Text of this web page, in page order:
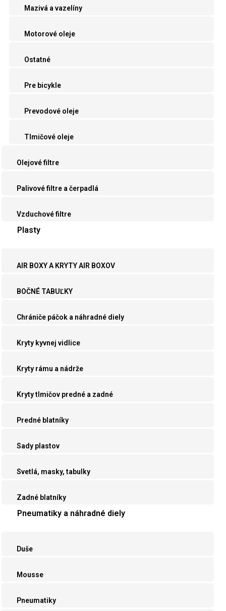
Mazivá a vazelíny
Motorové oleje
Ostatné
Pre bicykle
Prevodové oleje
Tlmičové oleje
Olejové filtre
Palivové filtre a čerpadlá
Vzduchové filtre
Plasty
AIR BOXY A KRYTY AIR BOXOV
BOČNÉ TABUĽKY
Chrániče páčok a náhradné diely
Kryty kyvnej vidlice
Kryty rámu a nádrže
Kryty tlmičov predné a zadné
Predné blatníky
Sady plastov
Svetlá, masky, tabulky
Zadné blatníky
Pneumatiky a náhradné diely
Duše
Mousse
Pneumatiky